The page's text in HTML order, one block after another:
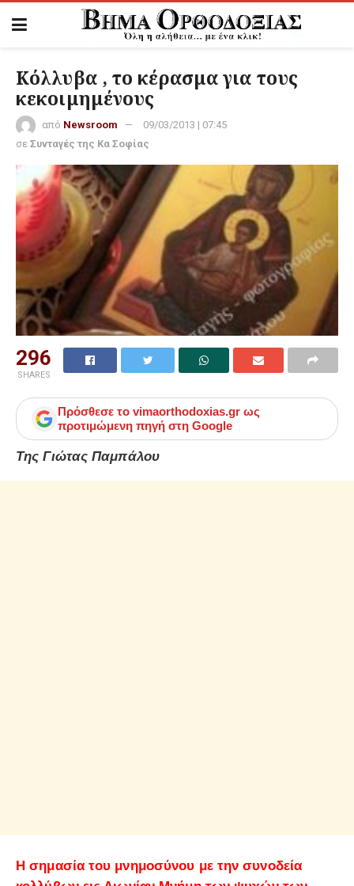
Κόλλυβα , το κέρασμα για τους
κεκοιμημένους
από Newsroom
09/03/2013 | 07:45
σε Συνταγές της Κα Σοφίας
296
SHARES
Πρόσθεσε το vimaorthodoxias.gr ως
προτιμώμενη πηγή στη Google
Της Γιώτας Παμπάλου
Η σημασία του μνημοσύνου με την συνοδεία